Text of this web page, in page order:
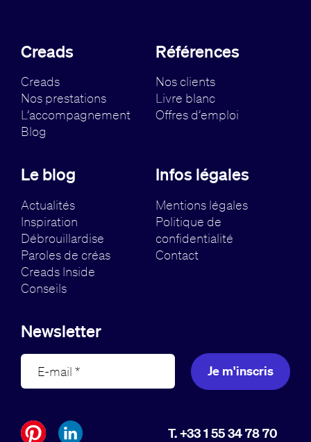
Creads
Creads
Nos prestations
L’accompagnement
Blog
Références
Nos clients
Livre blanc
Offres d’emploi
Le blog
Actualités
Inspiration
Débrouillardise
Paroles de créas
Creads Inside
Conseils
Infos légales
Mentions légales
Politique de
confidentialité
Contact
Newsletter
Je m'inscris
T. +33 1 55 34 78 70